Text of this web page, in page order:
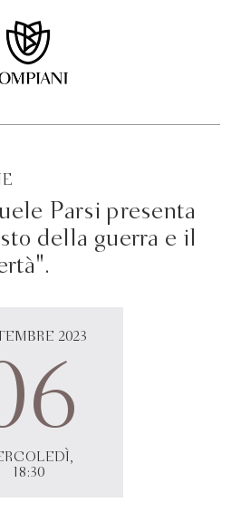
Parsi presenta
della guerra e il
2023
18:30